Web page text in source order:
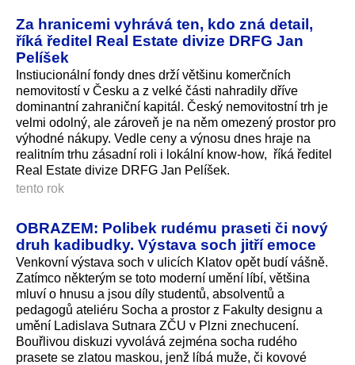
Za hranicemi vyhrává ten, kdo zná detail,
říká ředitel Real Estate divize DRFG Jan
Pelíšek
Instiucionální fondy dnes drží většinu komerčních
nemovitostí v Česku a z velké části nahradily dříve
dominantní zahraniční kapitál. Český nemovitostní trh je
velmi odolný, ale zároveň je na něm omezený prostor pro
výhodné nákupy. Vedle ceny a výnosu dnes hraje na
realitním trhu zásadní roli i lokální know-how, říká ředitel
Real Estate divize DRFG Jan Pelíšek.
tento rok
OBRAZEM: Polibek rudému praseti či nový
druh kadibudky. Výstava soch jitří emoce
Venkovní výstava soch v ulicích Klatov opět budí vášně.
Zatímco některým se toto moderní umění líbí, většina
mluví o hnusu a jsou díly studentů, absolventů a
pedagogů ateliéru Socha a prostor z Fakulty designu a
umění Ladislava Sutnara ZČU v Plzni znechucení.
Bouřlivou diskuzi vyvolává zejména socha rudého
prasete se zlatou maskou, jenž líbá muže, či kovové